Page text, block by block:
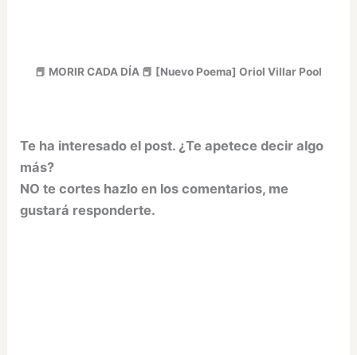
📕 MORIR CADA DÍA 📕 [Nuevo Poema] Oriol Villar Pool
Te ha interesado el post. ¿Te apetece decir algo
más?
NO te cortes hazlo en los comentarios, me
gustará responderte.